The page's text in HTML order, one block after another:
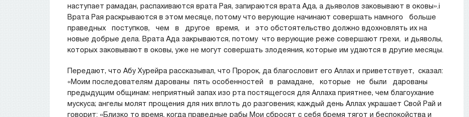
наступает рамадан, распахиваются врата Рая, запираются врата Ада, а дьяволов заковывают в оковы».i
Врата Рая раскрываются в этом месяце, потому что верующие начинают совершать намного больше
праведных поступков, чем в другое время, и это обстоятельство должно вдохновлять их на
новые добрые дела. Врата Ада закрываются, потому что верующие реже совершают грехи, и дьяволы,
которых заковывают в оковы, уже не могут совершать злодеяния, которые им удаются в другие месяцы.
Передают, что Абу Хурейра рассказывал, что Пророк, да благословит его Аллах и приветствует, сказал:
«Моим последователям дарованы пять особенностей в рамадане, которые не были дарованы
предыдущим общинам: неприятный запах изо рта постящегося для Аллаха приятнее, чем благоухание
мускуса; ангелы молят прощения для них вплоть до разговения; каждый день Аллах украшает Свой Рай и
говорит: «Близко то время, когда праведные рабы Мои сбросят с себя бремя тягот и беспокойства и